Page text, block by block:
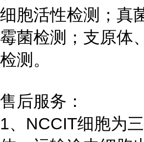
细胞活性检测；真
霉菌检测；支原体
检测。
售后服务：
1、NCCIT细胞为